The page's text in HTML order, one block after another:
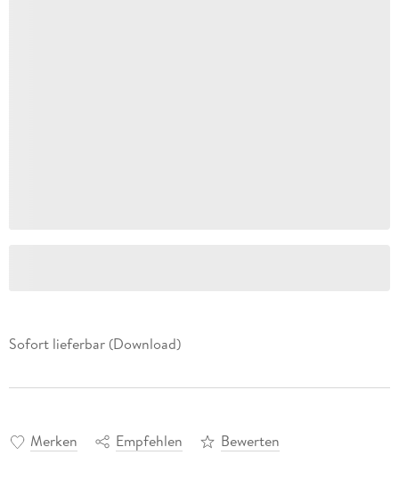
Sofort lieferbar (Download)
Merken Empfehlen Bewerten